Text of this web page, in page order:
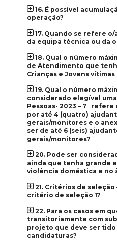
16. É possível
operação?
17. Quando se refere
da equipa técnica ou da
18. Qual o número
de Atendimento que
Crianças e Jovens vítimas
19. Qual o número
considerado elegível uma
Pessoas- 2023 – 7
por até 4 (quatro)
gerais/monitores e o
ser de até 6 (seis)
gerais/monitores?
20. Pode ser
ainda que tenha grande
violência doméstica e no
21. Critérios de
critério de seleção 1?
22. Para os casos em
transitoriamente com
projeto que deve ser
candidaturas?